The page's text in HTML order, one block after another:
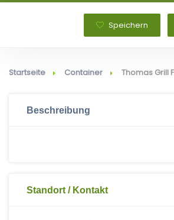
Speichern
Startseite Container Thomas Grill
Beschreibung
Standort / Kontakt